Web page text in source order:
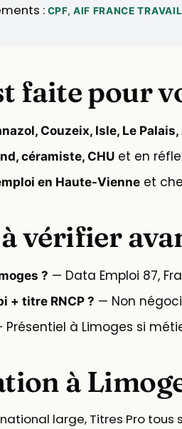
: CPF, AIF FRANCE
faite pour
Couzeix, Isle, Le
céramiste, CHU et en
en Haute-Vienne et
à vérifier
? — Data Emploi 87,
+ titre RNCP ? — Non
Présentiel à Limoges si
à
large, Titres Pro tous